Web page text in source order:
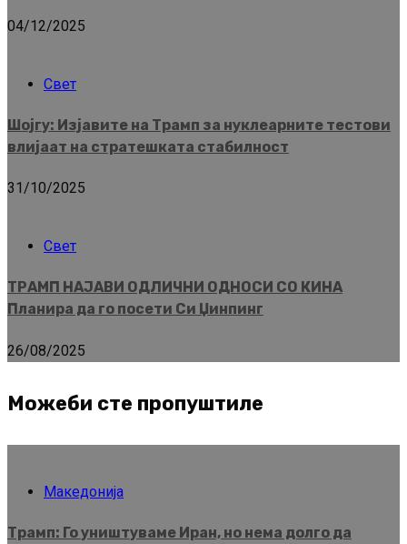
04/12/2025
Свет
Шојгу: Изјавите на Трамп за нуклеарните тестови
влијаат на стратешката стабилност
31/10/2025
Свет
ТРАМП НАЈАВИ ОДЛИЧНИ ОДНОСИ СО КИНА
Планира да го посети Си Џинпинг
26/08/2025
Можеби сте пропуштиле
Македонија
Трамп: Го уништуваме Иран, но нема долго да